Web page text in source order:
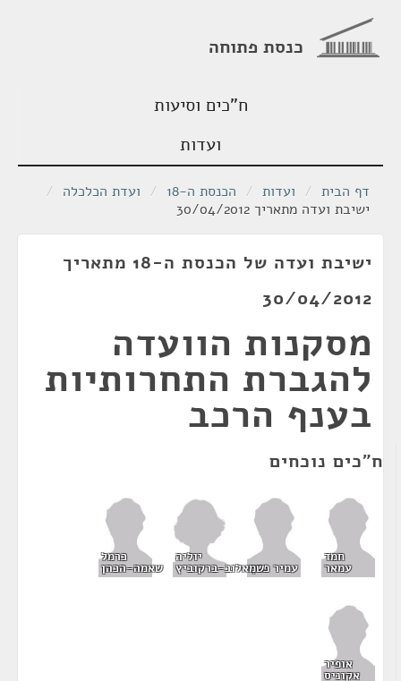
כנסת פתוחה
ח"כים וסיעות
ועדות
דף הבית / ועדות / הכנסת ה-18 / ועדת הכלכלה /
ישיבת ועדה מתאריך 30/04/2012
ישיבת ועדה של הכנסת ה-18 מתאריך
30/04/2012
מסקנות הוועדה
להגברת התחרותיות
בענף הרכב
ח"כים נוכחים
חמד
עמאר עמיר פרץ
יוליה
שמאלוב-ברקוביץ
כרמל
שאמה-הכהן
אופיר
אקוניס